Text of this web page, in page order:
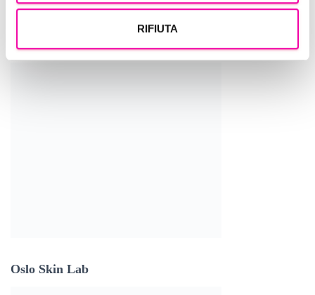
RIFIUTA
Edreams
Oslo Skin Lab